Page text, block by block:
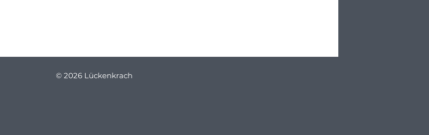
© 2026 Lückenkrach